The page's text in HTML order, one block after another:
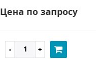
Цена по запросу